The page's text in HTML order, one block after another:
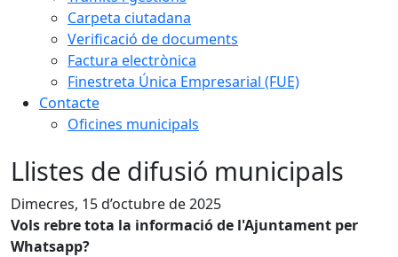
Carpeta ciutadana
Verificació de documents
Factura electrònica
Finestreta Única Empresarial (FUE)
Contacte
Oficines municipals
Llistes de difusió municipals
Dimecres, 15 d’octubre de 2025
Vols rebre tota la informació de l'Ajuntament per
Whatsapp?